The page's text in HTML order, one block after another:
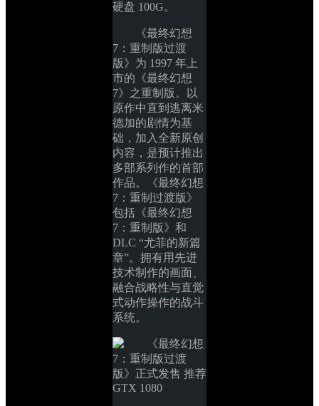
硬盘 100G。
《最终幻想
7：重制版过渡
版》为 1997 年上
市的《最终幻想
7》之重制版。以
原作中直到逃离米
德加的剧情为基
础，加入全新原创
内容，是预计推出
多部系列作的首部
作品。《最终幻想
7：重制过渡版》
包括《最终幻想
7：重制版》和
DLC “尤菲的新篇
章”。拥有用先进
技术制作的画面、
融合战略性与直觉
式动作操作的战斗
系统。